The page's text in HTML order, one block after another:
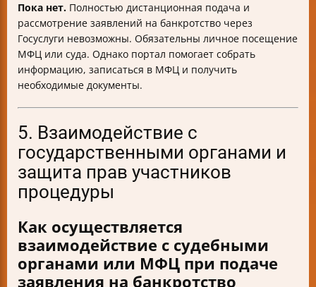
Пока нет. Полностью дистанционная подача и
рассмотрение заявлений на банкротство через
Госуслуги невозможны. Обязательны личное посещение
МФЦ или суда. Однако портал помогает собрать
информацию, записаться в МФЦ и получить
необходимые документы.
5. Взаимодействие с
государственными органами и
защита прав участников
процедуры
Как осуществляется
взаимодействие с судебными
органами или МФЦ при подаче
заявления на банкротство